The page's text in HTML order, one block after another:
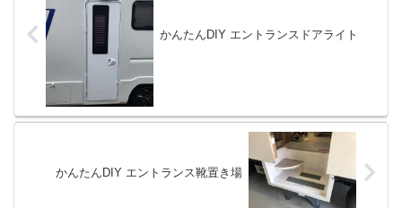
かんたんDIY エントランスドアライト
かんたんDIY エントランス靴置き場